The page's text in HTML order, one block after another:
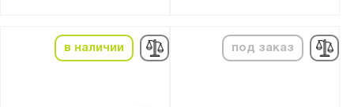
в наличии под заказ
Бренд: